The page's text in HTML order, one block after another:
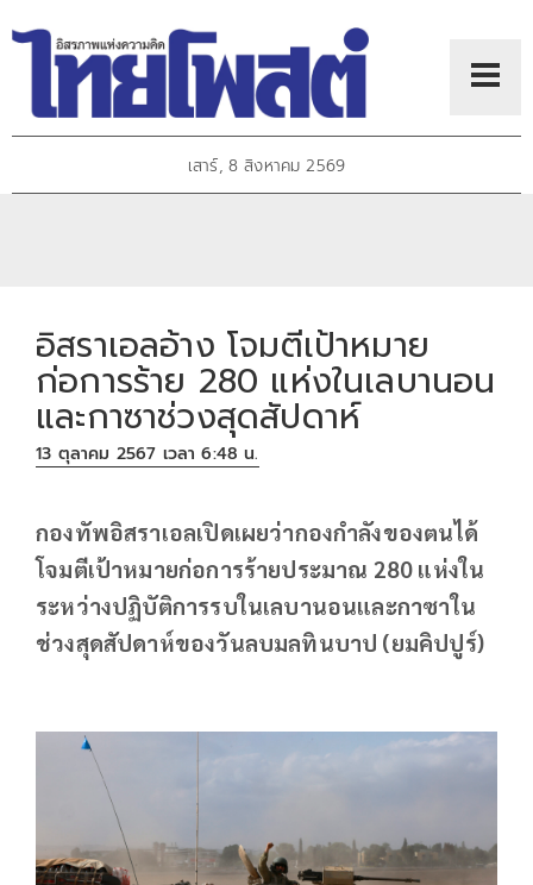
เสาร์, 8 สิงหาคม 2569
อิสราเอลอ้าง โจมตีเป้าหมาย
ก่อการร้าย 280 แห่งในเลบานอน
และกาซาช่วงสุดสัปดาห์
13 ตุลาคม 2567 เวลา 6:48 น.
กองทัพอิสราเอลเปิดเผยว่ากองกำลังของตนได้
โจมตีเป้าหมายก่อการร้ายประมาณ 280 แห่งใน
ระหว่างปฏิบัติการรบในเลบานอนและกาซาใน
ช่วงสุดสัปดาห์ของวันลบมลทินบาป (ยมคิปปูร์)